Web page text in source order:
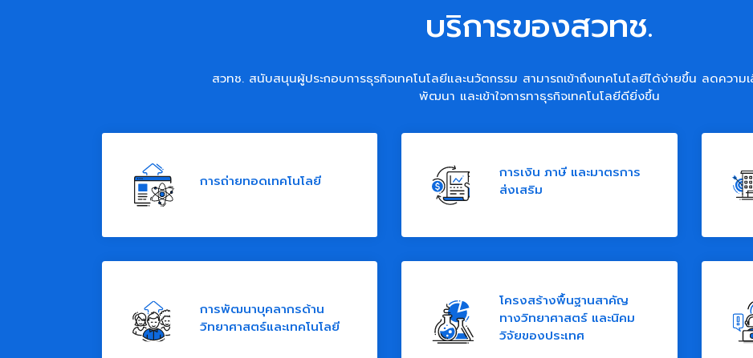
บริการของสวทช.
สวทช. สนับสนุนผู้ประกอบการธุรกิจเทคโนโลยีและนวัตกรรม สามารถเข้าถึงเทคโนโลยีได้ง่ายขึ้น ลดควา
พัฒนา และเข้าใจการทาธุรกิจเทคโนโลยีดียิ่งขึ้น
การถ่ายทอดเทคโนโลยี
การเงิน ภาษี และมาตรการ
ส่งเสริม
การพัฒนาบุคลากรด้าน
วิทยาศาสตร์และเทคโนโลยี
โครงสร้างพื้นฐานสาคัญ
ทางวิทยาศาสตร์ และนิคม
วิจัยของประเทศ